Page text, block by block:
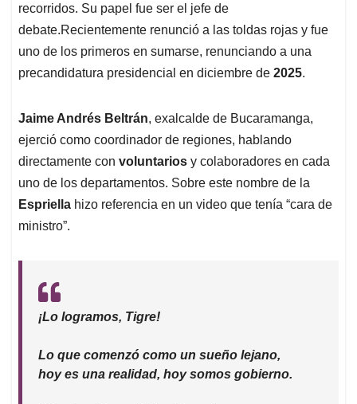
recorridos. Su papel fue ser el jefe de
debate.Recientemente renunció a las toldas rojas y fue
uno de los primeros en sumarse, renunciando a una
precandidatura presidencial en diciembre de 2025.
Jaime Andrés Beltrán, exalcalde de Bucaramanga,
ejerció como coordinador de regiones, hablando
directamente con voluntarios y colaboradores en cada
uno de los departamentos. Sobre este nombre de la
Espriella hizo referencia en un video que tenía “cara de
ministro”.
¡Lo logramos, Tigre!
Lo que comenzó como un sueño lejano,
hoy es una realidad, hoy somos gobierno.